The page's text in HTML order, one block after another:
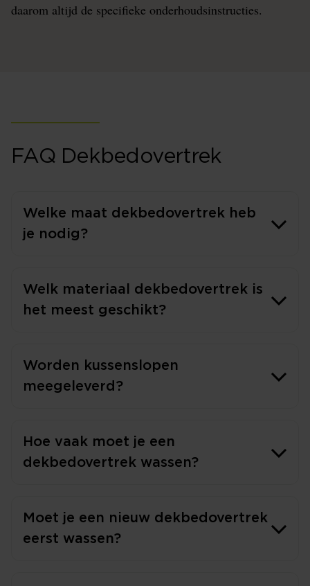
daarom altijd de specifieke onderhoudsinstructies.
FAQ Dekbedovertrek
Welke maat dekbedovertrek heb
je nodig?
Welk materiaal dekbedovertrek is
het meest geschikt?
Worden kussenslopen
meegeleverd?
Hoe vaak moet je een
dekbedovertrek wassen?
Moet je een nieuw dekbedovertrek
eerst wassen?